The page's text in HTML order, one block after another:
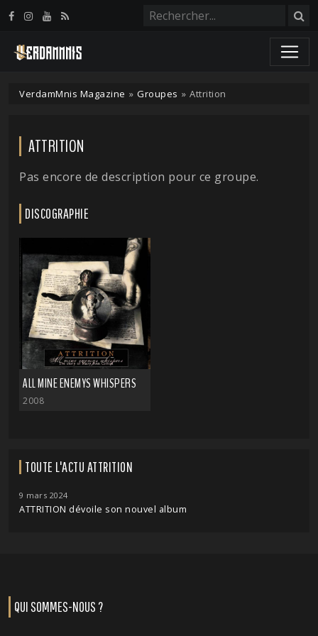
VerdamMnis Magazine » Groupes » Attrition
ATTRITION
Pas encore de description pour ce groupe.
DISCOGRAPHIE
ALL MINE ENEMYS WHISPERS
2008
TOUTE L'ACTU ATTRITION
9 mars 2024
ATTRITION dévoile son nouvel album
QUI SOMMES-NOUS ?
Panneau de gestion des cookies